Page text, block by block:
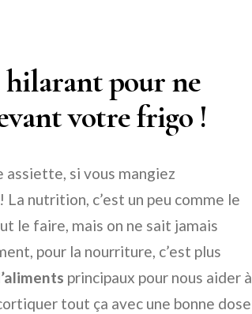
hilarant pour ne
votre frigo !
assiette, si vous mangiez
La nutrition, c’est un peu comme le
le faire, mais on ne sait jamais
pour la nourriture, c’est plus
principaux pour nous aider à
tout ça avec une bonne dose